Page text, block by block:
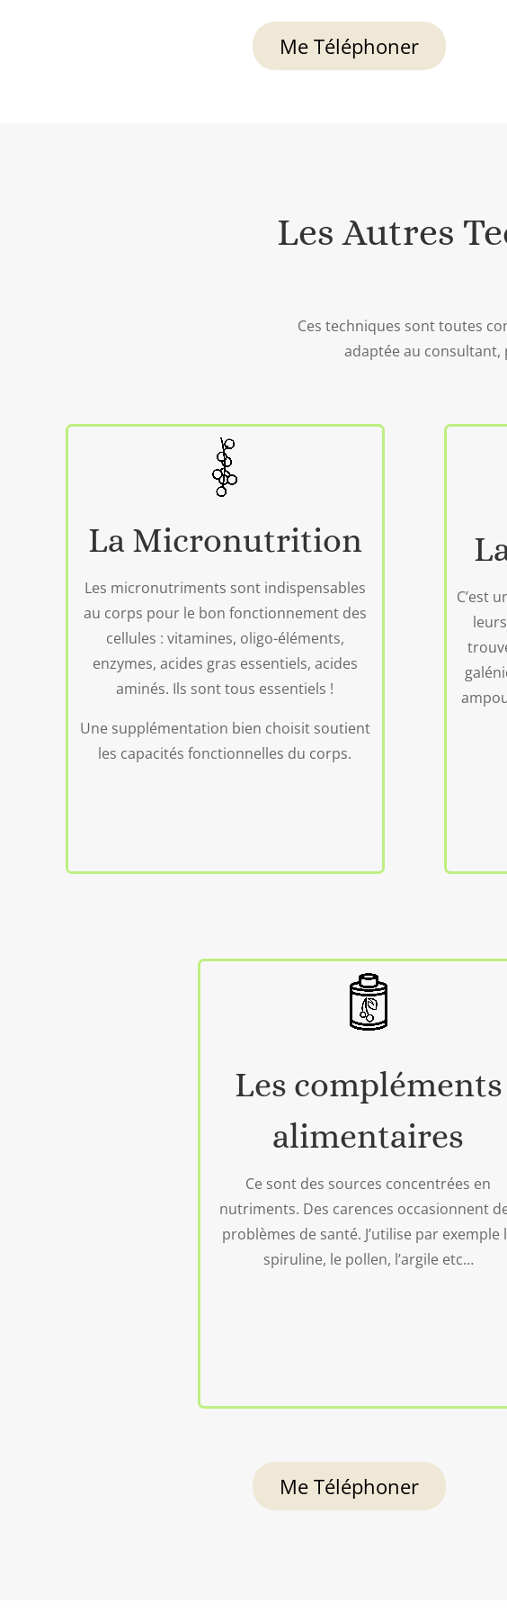
Me Téléphoner
Les Autres
Ces techniques sont toutes
adaptée au consultant,
La Micronutrition
Les micronutriments sont indispensables
au corps pour le bon fonctionnement des
cellules : vitamines, oligo-éléments,
enzymes, acides gras essentiels, acides
aminés. Ils sont tous essentiels !
Une supplémentation bien choisit soutient
les capacités fonctionnelles du corps.
C’est
Les compléments
alimentaires
Ce sont des sources concentrées en
nutriments. Des carences occasionnent
problèmes de santé. J’utilise par exemple
spiruline, le pollen, l’argile etc…
Me Téléphoner